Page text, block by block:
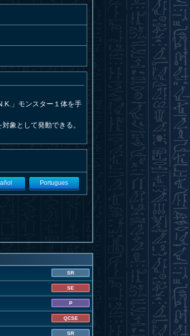
」モンスター１体を手
象として発動できる。
Portugues
SR
SE
P
QCSE
SR